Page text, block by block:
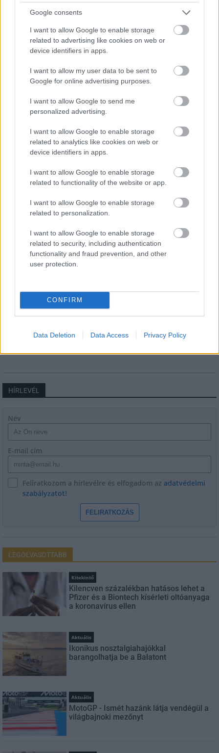
Google consents
I want to allow Google to enable storage
related to advertising like cookies on web or
device identifiers in apps.
I want to allow my user data to be sent to
Google for online advertising purposes.
I want to allow Google to send me
personalized advertising.
I want to allow Google to enable storage
related to analytics like cookies on web or
device identifiers in apps.
I want to allow Google to enable storage
related to functionality of the website or app.
I want to allow Google to enable storage
related to personalization.
I want to allow Google to enable storage
related to security, including authentication
functionality and fraud prevention, and other
user protection.
CONFIRM
Data Deletion Data Access Privacy Policy
Történelmi táj, amelynek minden köve mesél –
A projekt részeként megújulnak a területen található
műemlékek, köztük a különleges Műromok, valamint a közeli
Várkanyarban álló Nepomuki Szent János híd és szobor is.
M1 bővítés: már zajlik a teljesen új
Új gyalogosátkelők és jelzőlámpás
csomópont épül Angyalföldön
Másfélszeresére bővítik
Hódmezővásárhely jó hírű református
HÍRLEVÉL
Név
E-mail cím
Feliratkozom a hírlevélre és elfogadom az adatvédelmi
szabályzatot!
FELIRATKOZÁS
LEGOLVASOTTABB
Kitekintő
Kilencven százalékban hatásos lehet a
Pfizer és a Biontech kísérleti oltóanyaga
a koronavírus ellen
Aktuális
Ikonikus nosztalgiahajókkal
barangolhatja be a Balatont
Aktuális
MotoGP - Ismét hazánk látja vendégül a
világbajnoki mezőnyt